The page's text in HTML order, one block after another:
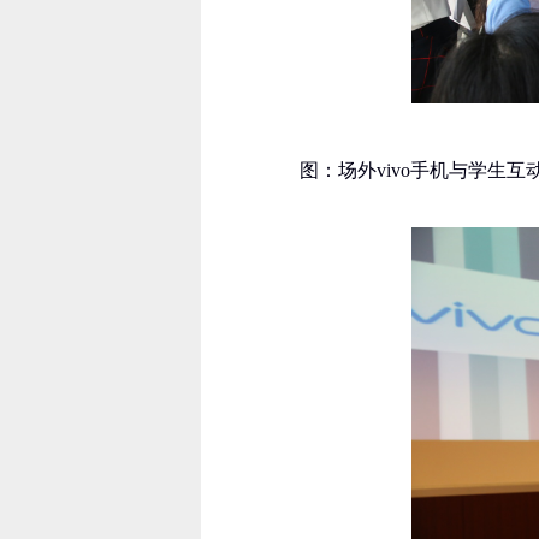
图：场外vivo手机与学生互